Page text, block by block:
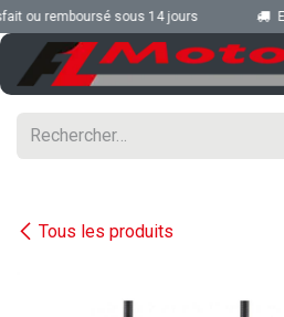
Se rendre au contenu
ou remboursé sous 14 jours
Tous les produits